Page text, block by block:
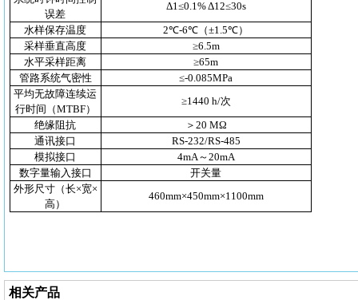
误差
Δ1≤0.1% Δ12≤30s
水样保存温度
2℃-6℃（±1.5℃）
采样垂直高度
≥6.5m
水平采样距离
≥65m
管路系统气密性
≤-0.085MPa
平均无故障连续运
行时间（MTBF）
≥1440 h/次
绝缘阻抗
＞20 MΩ
通讯接口
RS-232/RS-485
模拟接口
4mA～20mA
数字量输入接口
开关量
外形尺寸（长×宽×
高）
460mm×450mm×1100mm
相关产品